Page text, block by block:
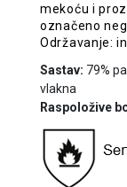
mekoću i
označeno
Održavanje:
Sastav: 79%
vlakna
Raspoložive